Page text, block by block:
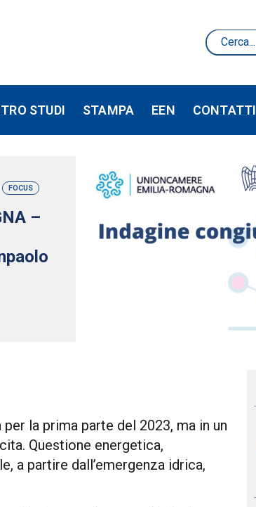
STUDI STAMPA EEN CONTATTI
FOCUS
–
la prima parte del 2023, ma in un
Questione energetica,
a partire dall’emergenza idrica,